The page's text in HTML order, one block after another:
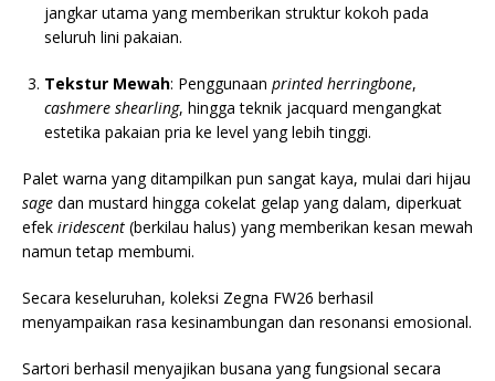
jangkar utama yang memberikan struktur kokoh pada
seluruh lini pakaian.
Tekstur Mewah: Penggunaan printed herringbone,
cashmere shearling, hingga teknik jacquard mengangkat
estetika pakaian pria ke level yang lebih tinggi.
Palet warna yang ditampilkan pun sangat kaya, mulai dari hijau
sage dan mustard hingga cokelat gelap yang dalam, diperkuat
efek iridescent (berkilau halus) yang memberikan kesan mewah
namun tetap membumi.
Secara keseluruhan, koleksi Zegna FW26 berhasil
menyampaikan rasa kesinambungan dan resonansi emosional.
Sartori berhasil menyajikan busana yang fungsional secara